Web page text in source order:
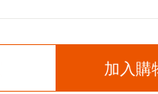
加入購